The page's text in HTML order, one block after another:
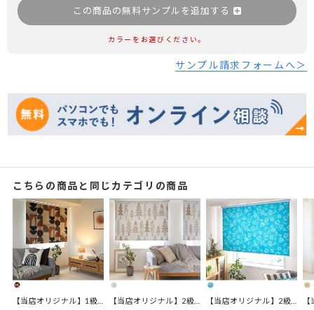
この商品の無料サンプルを追加する
カラーをお選びください。
サンプル請求フォームへ＞
こちらの商品と同じカテゴリの商品
【当店オリジナル】1級遮光 ロールスクリーン｜バウハウス ブロンズ
【当店オリジナル】2級遮光 ロールスクリーン｜ルオン
【当店オリジナル】2級遮光